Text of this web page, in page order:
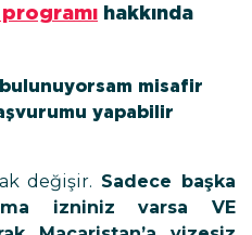
hakkında
misafir
yapabilir
değişir. Sadece başka
izniniz varsa VE